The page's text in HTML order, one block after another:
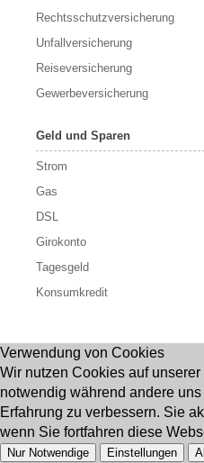
Rechtsschutzversicherung
Unfallversicherung
Reiseversicherung
Gewerbeversicherung
Geld und Sparen
Strom
Gas
DSL
Girokonto
Tagesgeld
Konsumkredit
Verwendung von Cookies
Wir nutzen Cookies auf
notwendig während andere
Erfahrung zu verbessern. Sie
wenn Sie fortfahren diese
Nur Notwendige Einstellungen